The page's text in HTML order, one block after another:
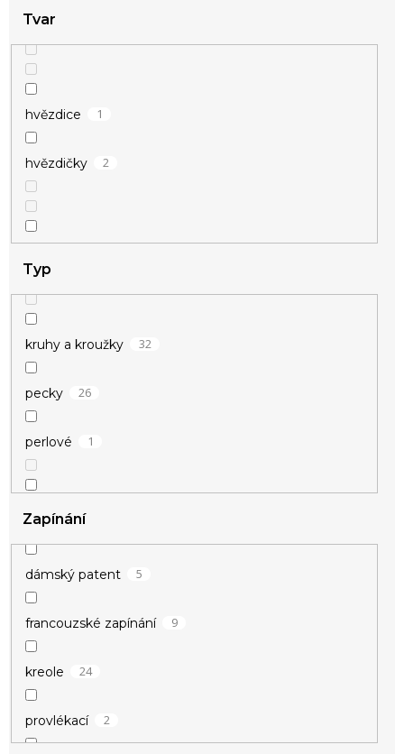
Tvar
hvězdice 1
hvězdičky 2
kruhy 5
křídla 1
kříž
kuličky
květina 1
perly
pírko 1
Typ
kruhy a kroužky 32
pecky 26
perlové 1
řetízkové
visací
Zapínání
dámský patent 5
francouzské zapínání 9
kreole 24
provlékací 2